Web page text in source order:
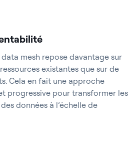
mesh repose davantage sur
existantes que sur de
Cela en fait une approche
progressive pour transformer les
données à l’échelle de